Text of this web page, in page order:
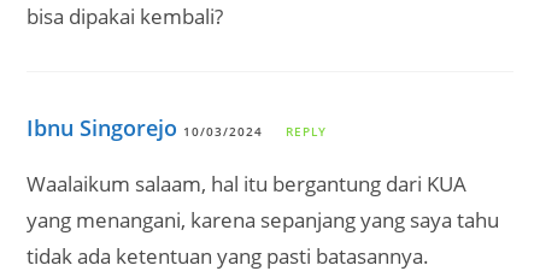
bisa dipakai kembali?
Ibnu Singorejo 10/03/2024 REPLY
Waalaikum salaam, hal itu bergantung dari KUA
yang menangani, karena sepanjang yang saya tahu
tidak ada ketentuan yang pasti batasannya.